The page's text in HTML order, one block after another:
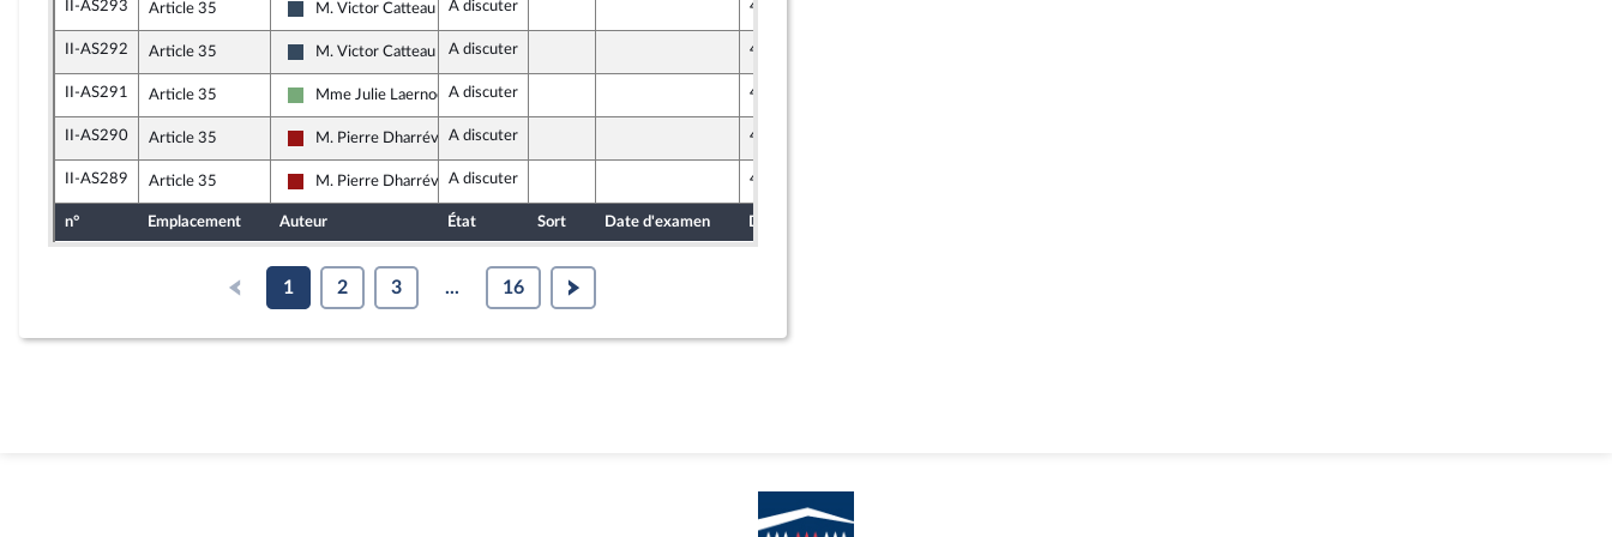
II-AS293 Article 35
Rassemblement National
M. Victor Catteau A discuter 4 novembre 2023
II-AS292 Article 35
Rassemblement National
M. Victor Catteau A discuter 4 novembre 2023
II-AS291 Article 35
Écologiste - NUPES
Mme Julie LaernoesA discuter 4 novembre 2023
II-AS290 Article 35
Gauche démocrate et républicaine - NUPES
M. Pierre DharrévilleA discuter 4 novembre 2023
II-AS289 Article 35
Gauche démocrate et républicaine - NUPES
M. Pierre DharrévilleA discuter 4 novembre 2023
n° Emplacement Auteur État Sort Date d'examen Date de dépôt
1 2 3 ... 16